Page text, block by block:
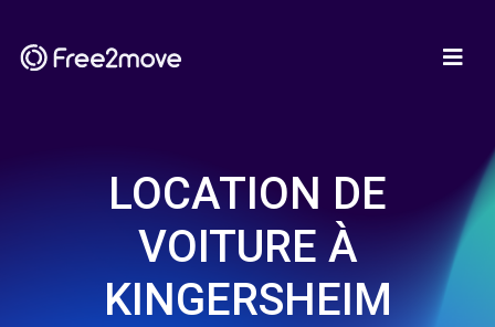
LOCATION DE
VOITURE À
KINGERSHEIM